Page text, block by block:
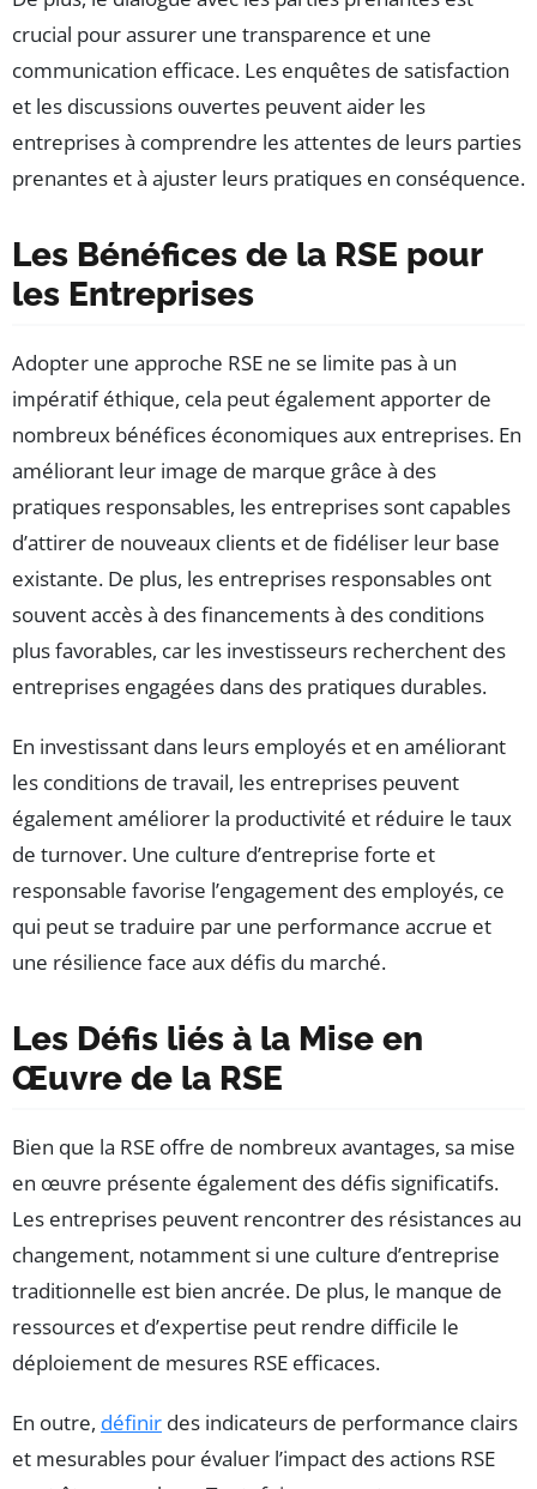
crucial pour assurer une transparence et une
communication efficace. Les enquêtes de satisfaction
et les discussions ouvertes peuvent aider les
entreprises à comprendre les attentes de leurs parties
prenantes et à ajuster leurs pratiques en conséquence.
Les Bénéfices de la RSE pour
les Entreprises
Adopter une approche RSE ne se limite pas à un
impératif éthique, cela peut également apporter de
nombreux bénéfices économiques aux entreprises. En
améliorant leur image de marque grâce à des
pratiques responsables, les entreprises sont capables
d’attirer de nouveaux clients et de fidéliser leur base
existante. De plus, les entreprises responsables ont
souvent accès à des financements à des conditions
plus favorables, car les investisseurs recherchent des
entreprises engagées dans des pratiques durables.
En investissant dans leurs employés et en améliorant
les conditions de travail, les entreprises peuvent
également améliorer la productivité et réduire le taux
de turnover. Une culture d’entreprise forte et
responsable favorise l’engagement des employés, ce
qui peut se traduire par une performance accrue et
une résilience face aux défis du marché.
Les Défis liés à la Mise en
Œuvre de la RSE
Bien que la RSE offre de nombreux avantages, sa mise
en œuvre présente également des défis significatifs.
Les entreprises peuvent rencontrer des résistances au
changement, notamment si une culture d’entreprise
traditionnelle est bien ancrée. De plus, le manque de
ressources et d’expertise peut rendre difficile le
déploiement de mesures RSE efficaces.
En outre, définir des indicateurs de performance clairs
et mesurables pour évaluer l’impact des actions RSE